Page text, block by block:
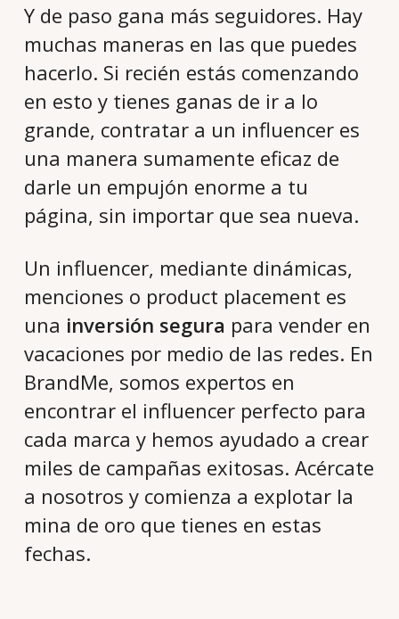
Y de paso gana más seguidores. Hay
muchas maneras en las que puedes
hacerlo. Si recién estás comenzando
en esto y tienes ganas de ir a lo
grande, contratar a un influencer es
una manera sumamente eficaz de
darle un empujón enorme a tu
página, sin importar que sea nueva.
Un influencer, mediante dinámicas,
menciones o product placement es
una inversión segura para vender en
vacaciones por medio de las redes. En
BrandMe, somos expertos en
encontrar el influencer perfecto para
cada marca y hemos ayudado a crear
miles de campañas exitosas. Acércate
a nosotros y comienza a explotar la
mina de oro que tienes en estas
fechas.